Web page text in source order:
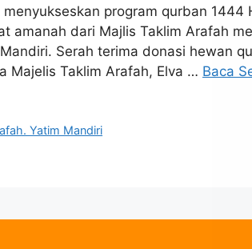
program qurban 1444
amanah dari Majlis Taklim Arafah
Serah terima donasi hewan
Majelis Taklim Arafah, Elva … Baca
Yatim Mandiri